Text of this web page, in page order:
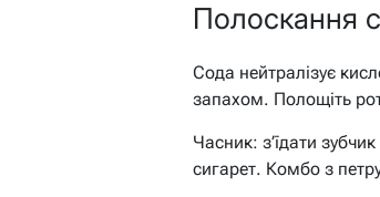
Полоскання
Сода нейтралізує
запахом. Полощіть
Часник: з’їдати
сигарет. Комбо з